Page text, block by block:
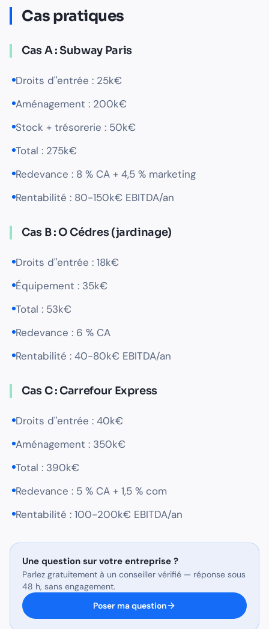
Cas pratiques
Cas A : Subway Paris
Droits d''entrée : 25k€
Aménagement : 200k€
Stock + trésorerie : 50k€
Total : 275k€
Redevance : 8 % CA + 4,5 % marketing
Rentabilité : 80-150k€ EBITDA/an
Cas B : O Cédres (jardinage)
Droits d''entrée : 18k€
Équipement : 35k€
Total : 53k€
Redevance : 6 % CA
Rentabilité : 40-80k€ EBITDA/an
Cas C : Carrefour Express
Droits d''entrée : 40k€
Aménagement : 350k€
Total : 390k€
Redevance : 5 % CA + 1,5 % com
Rentabilité : 100-200k€ EBITDA/an
Une question sur votre entreprise ?
Parlez gratuitement à un conseiller vérifié — réponse sous
48 h, sans engagement.
Poser ma question